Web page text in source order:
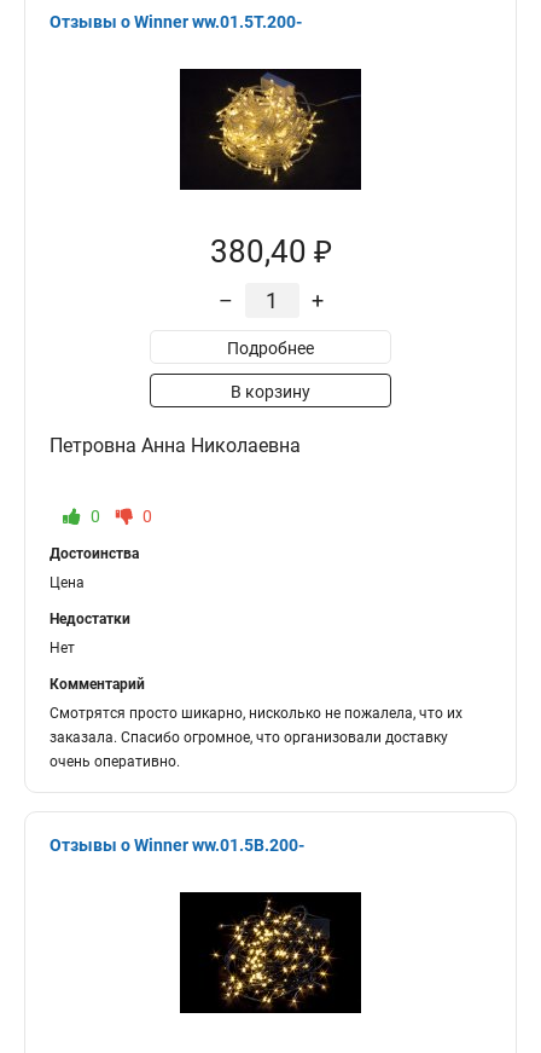
Отзывы о Winner ww.01.5T.200-
380,40 ₽
– +
Подробнее
В корзину
Петровна Анна Николаевна
0 0
Достоинства
Цена
Недостатки
Нет
Комментарий
Смотрятся просто шикарно, нисколько не пожалела, что их
заказала. Спасибо огромное, что организовали доставку
очень оперативно.
Отзывы о Winner ww.01.5B.200-